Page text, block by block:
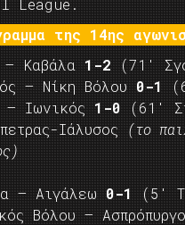
League.
της 14ης
– Καβάλα 1-2 (71′
– Νίκη Βόλου 0-1
– Ιωνικός 1-0 (61′
Ιάλυσος (το
– Αιγάλεω 0-1
(5′
Βόλου –